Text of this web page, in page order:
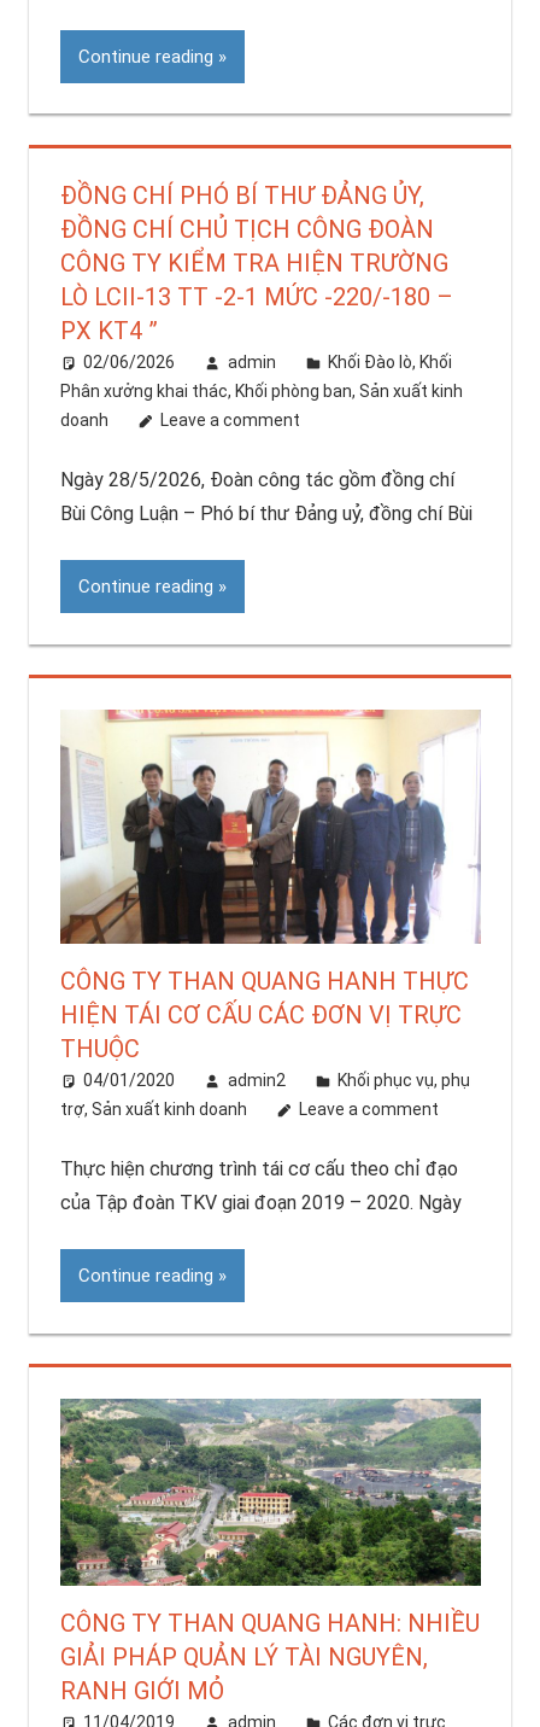
Continue reading
ĐỒNG CHÍ PHÓ BÍ THƯ ĐẢNG ỦY,
ĐỒNG CHÍ CHỦ TỊCH CÔNG ĐOÀN
CÔNG TY KIỂM TRA HIỆN TRƯỜNG
LÒ LCII-13 TT -2-1 MỨC -220/-180 –
PX KT4 ”
02/06/2026 admin Khối Đào lò, Khối
Phân xưởng khai thác, Khối phòng ban, Sản xuất kinh
doanh
Leave a comment
Ngày 28/5/2026, Đoàn công tác gồm đồng chí
Bùi Công Luận – Phó bí thư Đảng uỷ, đồng chí Bùi
Continue reading
CÔNG TY THAN QUANG HANH THỰC
HIỆN TÁI CƠ CẤU CÁC ĐƠN VỊ TRỰC
THUỘC
04/01/2020 admin2
Khối phục vụ, phụ
trợ, Sản xuất kinh doanh Leave a comment
Thực hiện chương trình tái cơ cấu theo chỉ đạo
của Tập đoàn TKV giai đoạn 2019 – 2020. Ngày
Continue reading
CÔNG TY THAN QUANG HANH: NHIỀU
GIẢI PHÁP QUẢN LÝ TÀI NGUYÊN,
RANH GIỚI MỎ
11/04/2019 admin Các đơn vị trực